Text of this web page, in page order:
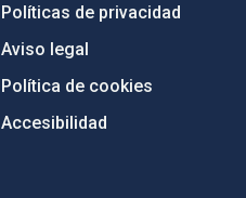
Políticas de privacidad
Aviso legal
Política de cookies
Accesibilidad